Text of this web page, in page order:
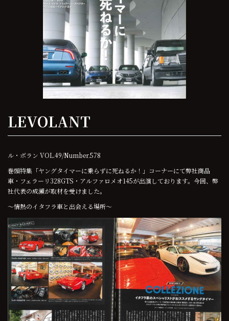
LEVOLANT
ル・ボラン VOL.49/Number.578
巻頭特集「ヤングタイマーに乗らずに死ねるか！」コーナーにて弊社商品
車・フェラーリ328GTS・アルファロメオ145が出演しております。今回、弊
社代表の成瀬が取材を受けました。
～情熱のイタフラ車と出会える場所～